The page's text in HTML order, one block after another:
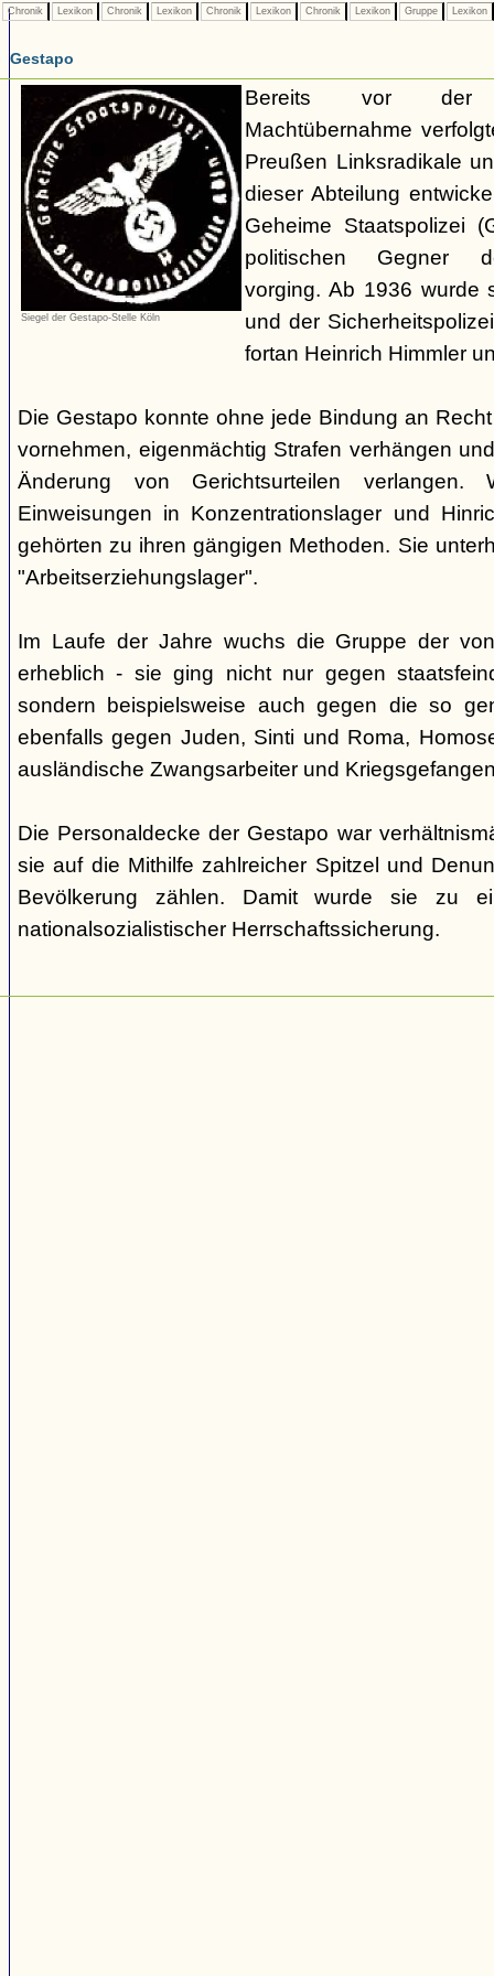
Chronik Lexikon Chronik Lexikon Chronik Lexikon Chronik Lexikon Gruppe Lexikon
Gestapo
Siegel der Gestapo-Stelle Köln
Bereits vor der
Machtübernahme
Preußen Linksradikale
dieser Abteilung
Geheime Staatspolizei
politischen Gegner
vorging. Ab 1936 wurde
und der
fortan Heinrich Himmler
Die Gestapo konnte ohne jede Bindung an
vornehmen, eigenmächtig Strafen verhängen
Änderung von Gerichtsurteilen verlangen.
Einweisungen in Konzentrationslager und
gehörten zu ihren gängigen Methoden. Sie
"Arbeitserziehungslager".
Im Laufe der Jahre wuchs die Gruppe der
erheblich - sie ging nicht nur gegen
sondern beispielsweise auch gegen die so
ebenfalls gegen Juden, Sinti und Roma,
ausländische Zwangsarbeiter und
Die Personaldecke der Gestapo war
sie auf die Mithilfe zahlreicher Spitzel und
Bevölkerung zählen. Damit wurde sie zu
nationalsozialistischer Herrschaftssicherung.